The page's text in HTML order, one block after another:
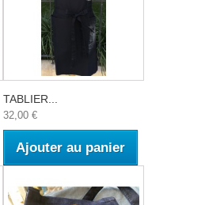
TABLIER...
32,00 €
Ajouter au panier